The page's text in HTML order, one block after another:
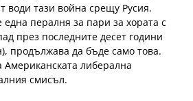
води тази война срещу Русия.
пералня за пари за хората с
през последните десет години
продължава да бъде само това.
либерална
смисъл.